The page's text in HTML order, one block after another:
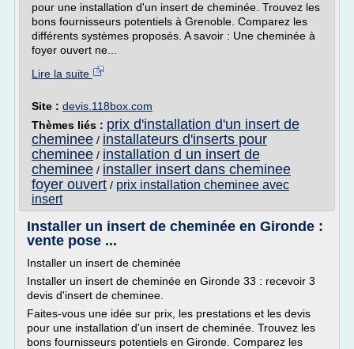
pour une installation d'un insert de cheminée. Trouvez les
bons fournisseurs potentiels à Grenoble. Comparez les
différents systèmes proposés. A savoir : Une cheminée à
foyer ouvert ne...
Lire la suite
Site : devis.118box.com
Thèmes liés : prix d'installation d'un insert de
cheminee / installateurs d'inserts pour
cheminee / installation d un insert de
cheminee / installer insert dans cheminee
foyer ouvert / prix installation cheminee avec
insert
Installer un insert de cheminée en Gironde :
vente pose ...
Installer un insert de cheminée
Installer un insert de cheminée en Gironde 33 : recevoir 3
devis d'insert de cheminee.
Faites-vous une idée sur prix, les prestations et les devis
pour une installation d'un insert de cheminée. Trouvez les
bons fournisseurs potentiels en Gironde. Comparez les